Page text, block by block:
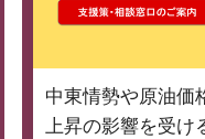
中東情勢や原油価
上昇の影響を受け